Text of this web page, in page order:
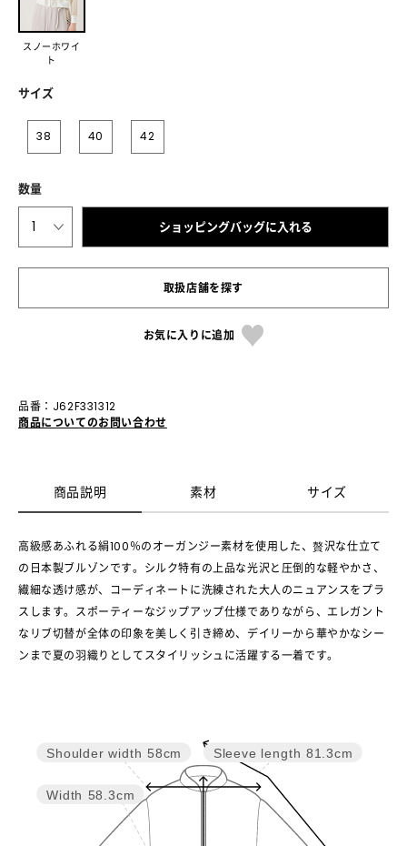
スノーホワイ
ト
サイズ
38 40 42
数量
1 ショッピングバッグに入れる
取扱店舗を探す
お気に入りに追加
品番：J62F331312
商品についてのお問い合わせ
商品説明 素材 サイズ
高級感あふれる絹100％のオーガンジー素材を使用した、贅沢な仕立て
の日本製ブルゾンです。シルク特有の上品な光沢と圧倒的な軽やかさ、
繊細な透け感が、コーディネートに洗練された大人のニュアンスをプラ
スします。スポーティーなジップアップ仕様でありながら、エレガント
なリブ切替が全体の印象を美しく引き締め、デイリーから華やかなシー
ンまで夏の羽織りとしてスタイリッシュに活躍する一着です。
Sleeve length 81.3cm
Width 58.3cm
Shoulder width 58cm